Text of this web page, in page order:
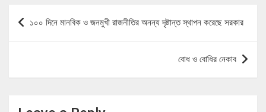
Post
navigation
১০০ দিনে মানবিক ও জনমুখী রাজনীতির অনন্য দৃষ্টান্ত স্থাপন করেছে সরকার
বোধ ও বোধির নেকাব